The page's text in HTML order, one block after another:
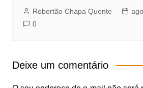
Robertão Chapa Quente
0
Deixe um comentário